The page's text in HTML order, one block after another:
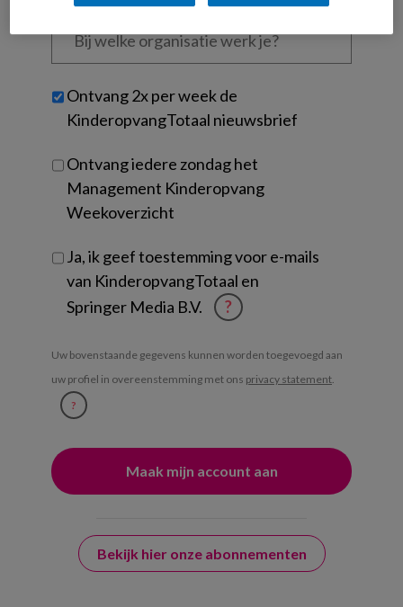
welke
je?
Untitled
Ontvang 2x per week de
KinderopvangTotaal nieuwsbrief
Ontvang iedere zondag het
Management Kinderopvang
Weekoverzicht
Ja, ik geef toestemming voor e-mails
van KinderopvangTotaal en
Springer Media B.V.
?
Uw bovenstaande gegevens kunnen worden toegevoegd aan
uw profiel in overeenstemming met ons privacy statement.
?
Bekijk hier onze abonnementen